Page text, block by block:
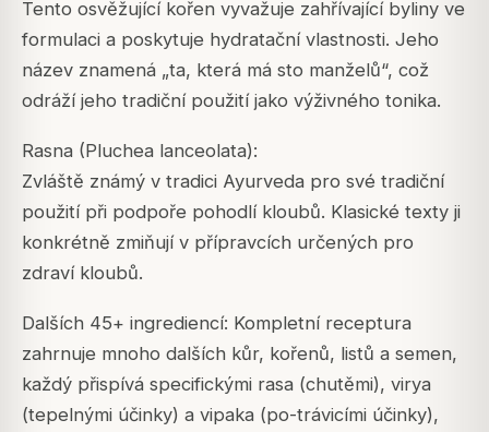
Tento osvěžující kořen vyvažuje zahřívající byliny ve
formulaci a poskytuje hydratační vlastnosti. Jeho
název znamená „ta, která má sto manželů“, což
odráží jeho tradiční použití jako výživného tonika.
Rasna (Pluchea lanceolata):
Zvláště známý v tradici Ayurveda pro své tradiční
použití při podpoře pohodlí kloubů. Klasické texty ji
konkrétně zmiňují v přípravcích určených pro
zdraví kloubů.
Dalších 45+ ingrediencí: Kompletní receptura
zahrnuje mnoho dalších kůr, kořenů, listů a semen,
každý přispívá specifickými rasa (chutěmi), virya
(tepelnými účinky) a vipaka (po-trávicími účinky),